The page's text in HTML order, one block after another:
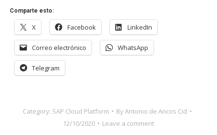
Comparte esto:
X Facebook LinkedIn
Correo electrónico WhatsApp
Telegram
Category: SAP Cloud Platform ByAntonio de Ancos Cid
12/10/2020
Leave a comment